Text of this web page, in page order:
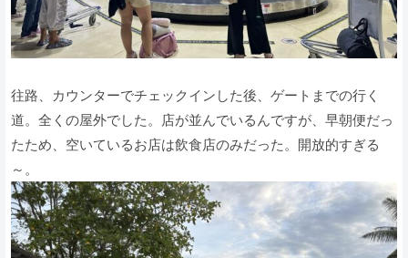
往路、カウンターでチェックインした後、ゲートまでの行く
道。全くの屋外でした。店が並んでいるんですが、早朝便だっ
たため、空いているお店は飲食店のみだった。開放的すぎる
～。